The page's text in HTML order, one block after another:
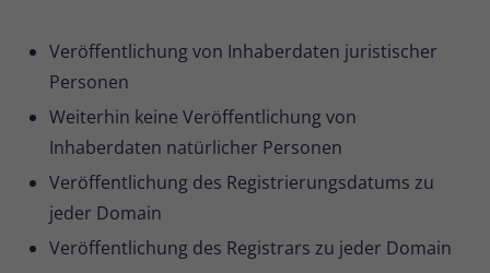
Veröffentlichung von Inhaberdaten juristischer
Personen
Weiterhin keine Veröffentlichung von
Inhaberdaten natürlicher Personen
Veröffentlichung des Registrierungsdatums zu
jeder Domain
Veröffentlichung des Registrars zu jeder Domain
Zweck
vorübergehenden Speicherung von
werden.
Name _pk_cvar
Anbieter Matomo